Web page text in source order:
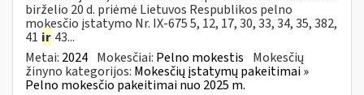
birželio 20 d. priėmė Lietuvos Respublikos pelno
mokesčio įstatymo Nr. IX-675 5, 12, 17, 30, 33, 34, 35, 382,
41 ir 43...
Metai: 2024 Mokesčiai: Pelno mokestis Mokesčių
žinyno kategorijos: Mokesčių įstatymų pakeitimai »
Pelno mokesčio pakeitimai nuo 2025 m.